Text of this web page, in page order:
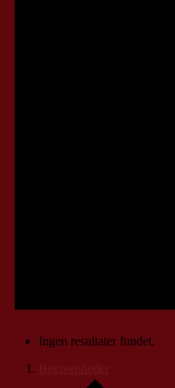
Ingen resultater fundet.